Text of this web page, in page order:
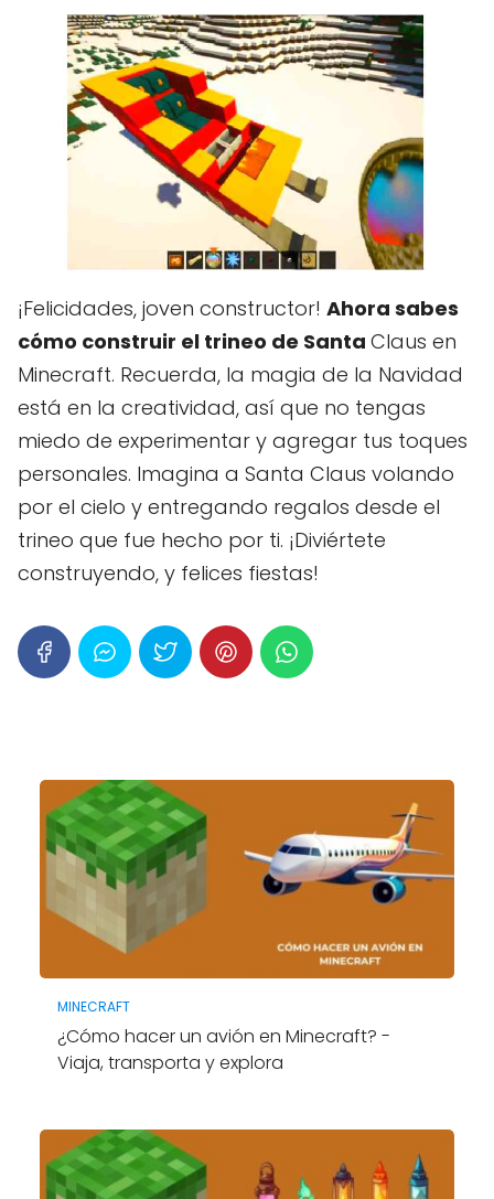
¡Felicidades, joven constructor! Ahora sabes
cómo construir el trineo de Santa Claus en
Minecraft. Recuerda, la magia de la Navidad
está en la creatividad, así que no tengas
miedo de experimentar y agregar tus toques
personales. Imagina a Santa Claus volando
por el cielo y entregando regalos desde el
trineo que fue hecho por ti. ¡Diviértete
construyendo, y felices fiestas!
MINECRAFT
¿Cómo hacer un avión en Minecraft? -
Viaja, transporta y explora